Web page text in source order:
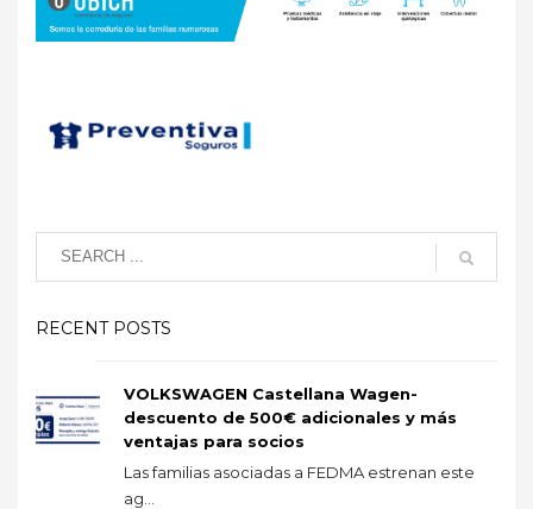
RECENT POSTS
VOLKSWAGEN Castellana Wagen-
descuento de 500€ adicionales y más
ventajas para socios
Las familias asociadas a FEDMA estrenan este
ag...